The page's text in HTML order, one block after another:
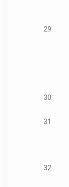
29.
30.
31.
32.